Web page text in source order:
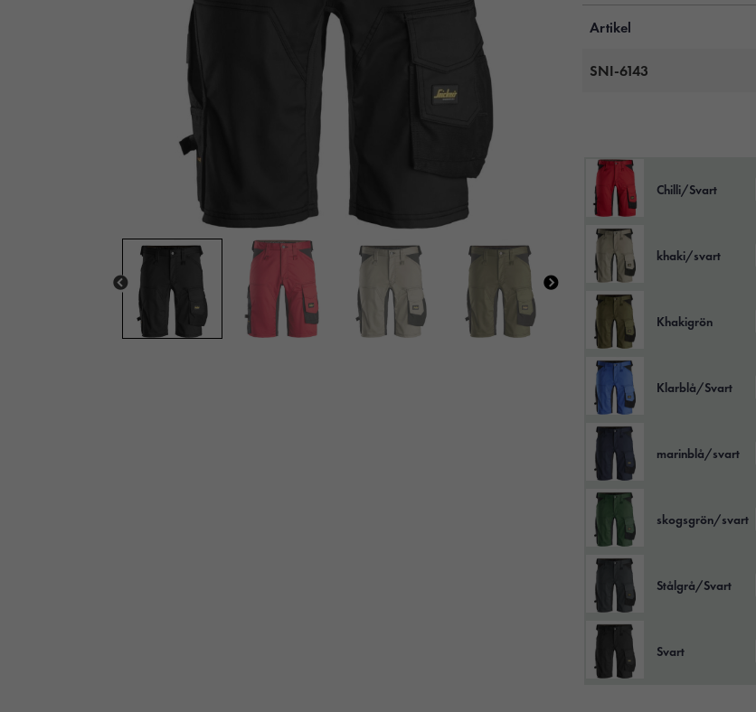
Artikel
SNI-6143
Chilli/Svart
khaki/svart
Khakigrön
Klarblå/Svart
marinblå/svart
skogsgrön/svart
Stålgrå/Svart
Svart